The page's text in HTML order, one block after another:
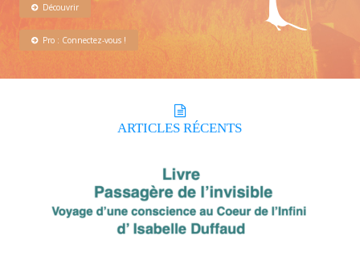
Découvrir
Pro : Connectez-vous !
ARTICLES RÉCENTS